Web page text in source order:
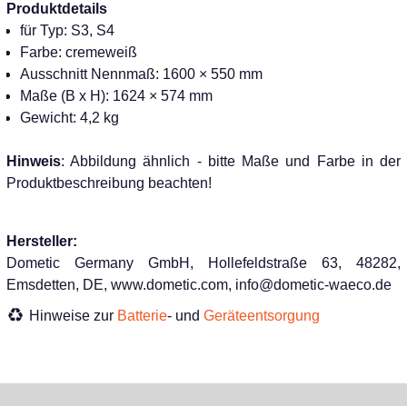
Produktdetails
für Typ: S3, S4
Farbe: cremeweiß
Ausschnitt Nennmaß: 1600 × 550 mm
Maße (B x H): 1624 × 574 mm
Gewicht: 4,2 kg
Hinweis: Abbildung ähnlich - bitte Maße und Farbe in der
Produktbeschreibung beachten!
Hersteller:
Dometic Germany GmbH, Hollefeldstraße 63, 48282,
Emsdetten, DE, www.dometic.com, info@dometic-waeco.de
Hinweise zur Batterie- und Geräteentsorgung